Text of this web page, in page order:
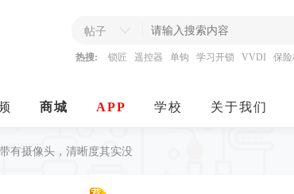
帖子
热搜: 锁匠 遥控器 单钩 学习开锁 VVDI 保
商城 APP 学校 关于我们
有摄像头，清晰度其实没